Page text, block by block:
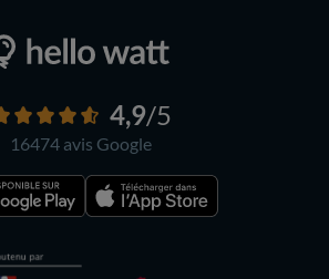
4,9/5
16474 avis Google